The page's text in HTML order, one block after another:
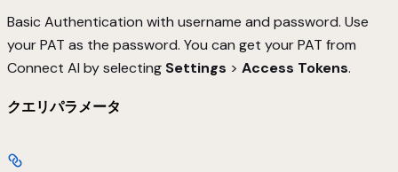
Basic Authentication with username and password. Use
your PAT as the password. You can get your PAT from
Connect AI by selecting Settings > Access Tokens.
クエリパラメータ